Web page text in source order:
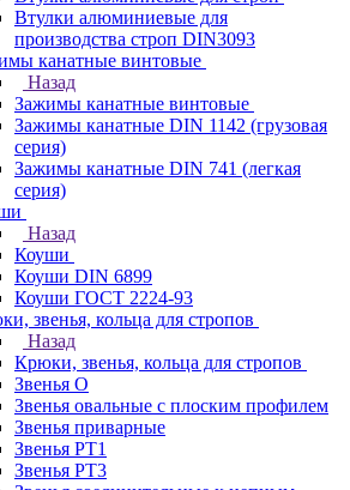
Втулки алюминиевые для
производства строп DIN3093
канатные винтовые
Назад
Зажимы канатные винтовые
Зажимы канатные DIN 1142 (грузовая
серия)
Зажимы канатные DIN 741 (легкая
серия)
Назад
Коуши
Коуши DIN 6899
Коуши ГОСТ 2224-93
звенья, кольца для стропов
Назад
Крюки, звенья, кольца для стропов
Звенья О
Звенья овальные с плоским профилем
Звенья приварные
Звенья РТ1
Звенья РТ3